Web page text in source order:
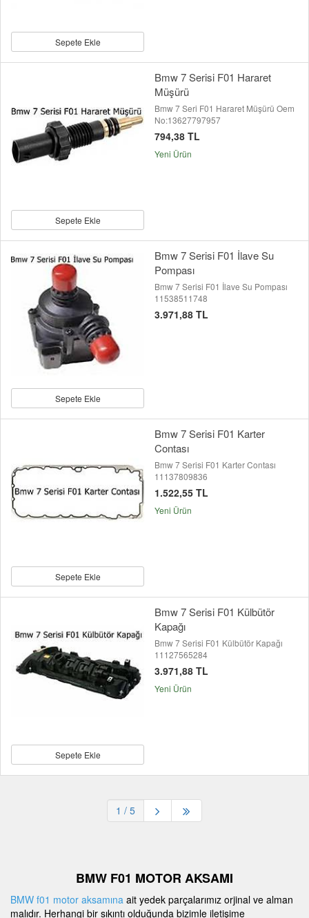
Sepete Ekle
Sepete Ekle
Bmw 7 Serisi F01 Hararet
Müşürü
Bmw 7 Seri F01 Hararet Müşürü Oem
No:13627797957
794,38 TL
Yeni Ürün
Sepete Ekle
Bmw 7 Serisi F01 İlave Su
Pompası
Bmw 7 Serisi F01 İlave Su Pompası
11538511748
3.971,88 TL
Sepete Ekle
Bmw 7 Serisi F01 Karter
Contası
Bmw 7 Serisi F01 Karter Contası
11137809836
1.522,55 TL
Yeni Ürün
Sepete Ekle
Bmw 7 Serisi F01 Külbütör
Kapağı
Bmw 7 Serisi F01 Külbütör Kapağı
11127565284
3.971,88 TL
Yeni Ürün
1 / 5
BMW F01 MOTOR AKSAMI
BMW f01 motor aksamına ait yedek parçalarımız orjinal ve alman
malıdır. Herhangi bir sıkıntı olduğunda bizimle iletişime